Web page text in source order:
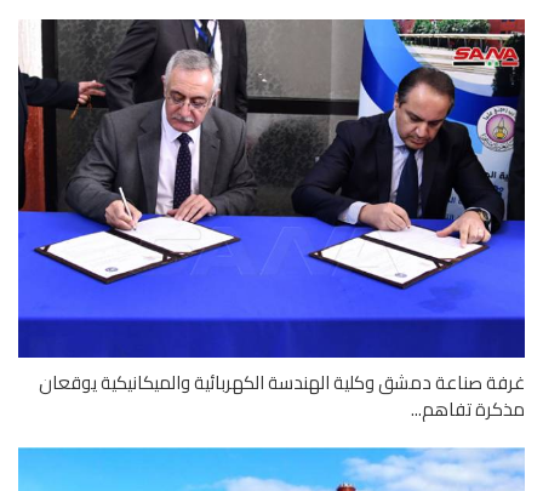
صناعة دمشق وكلية الهندسة الكهربائية والميكانيكية يوقعان
تفاهم...